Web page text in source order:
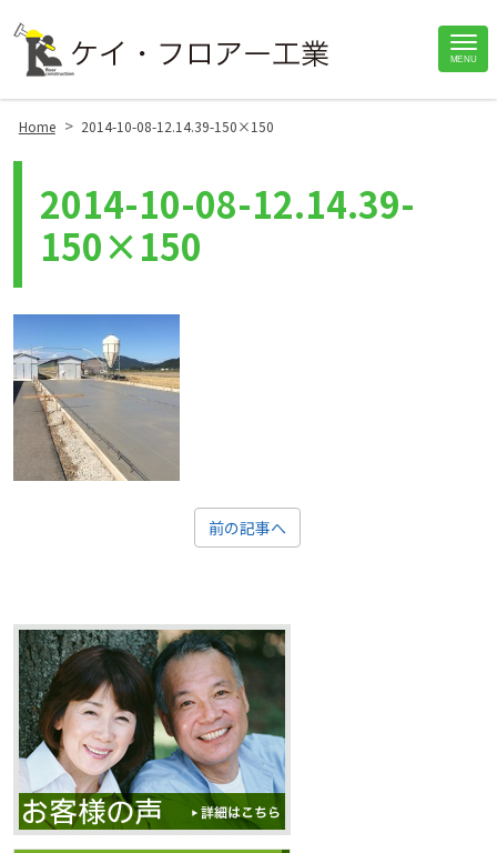
MENU
Home > 2014-10-08-12.14.39-150×150
2014-10-08-12.14.39-
150×150
前の記事へ
Site
Footer